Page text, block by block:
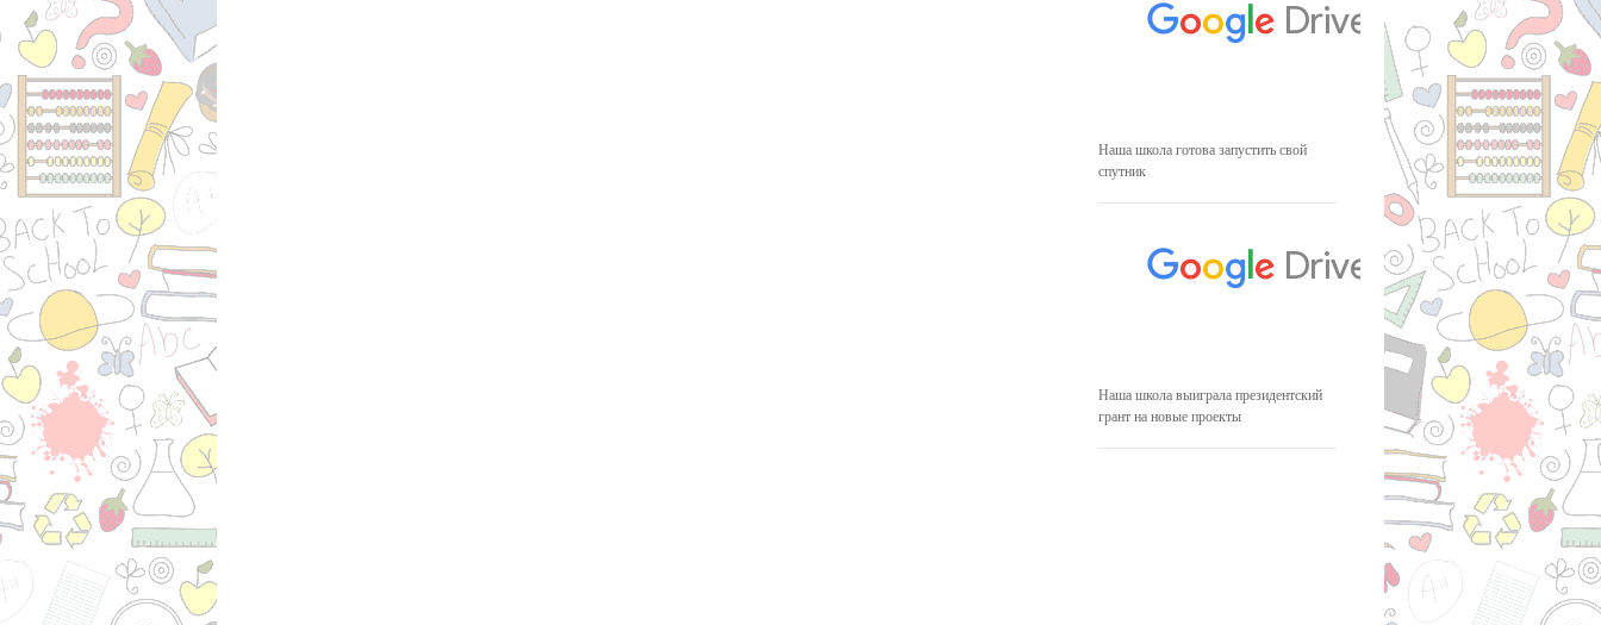
Наша школа готова запустить свой
спутник
Наша школа выиграла президентский
грант на новые проекты